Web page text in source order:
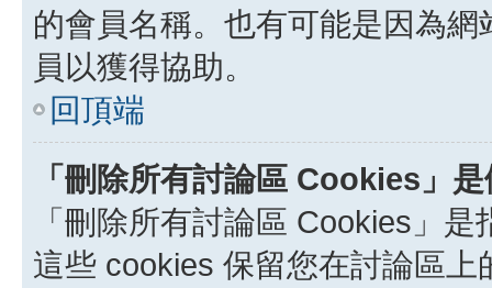
的會員名稱。也有可能是因為
員以獲得協助。
回頂端
「刪除所有討論區 Cookies」
「刪除所有討論區 Cookies」
這些 cookies 保留您在討論區